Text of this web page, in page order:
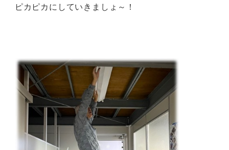
ピカピカにしていきましょ～！